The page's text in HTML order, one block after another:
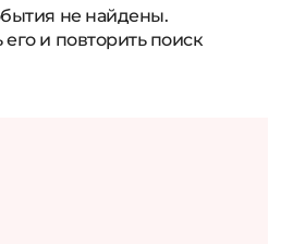
не найдены.
и повторить поиск